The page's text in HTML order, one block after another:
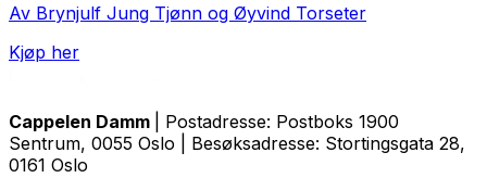
Av Brynjulf Jung Tjønn og Øyvind Torseter
Kjøp her
Cappelen Damm
| Postadresse: Postboks 1900
Sentrum, 0055 Oslo | Besøksadresse: Stortingsgata 28,
0161 Oslo